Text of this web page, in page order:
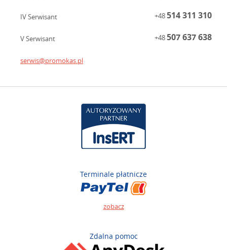
IV Serwisant +48514 311 310
V Serwisant +48507 637 638
serwis@promokas.pl
Terminale płatnicze
zobacz
Zdalna pomoc